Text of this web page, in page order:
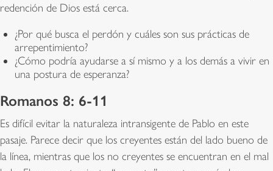
redención de Dios está cerca.
¿Por qué busca el perdón y cuáles son sus prácticas de
arrepentimiento?
¿Cómo podría ayudarse a sí mismo y a los demás a vivir en
una postura de esperanza?
Romanos 8: 6-11
Es difícil evitar la naturaleza intransigente de Pablo en este
pasaje. Parece decir que los creyentes están del lado bueno de
la línea, mientras que los no creyentes se encuentran en el mal